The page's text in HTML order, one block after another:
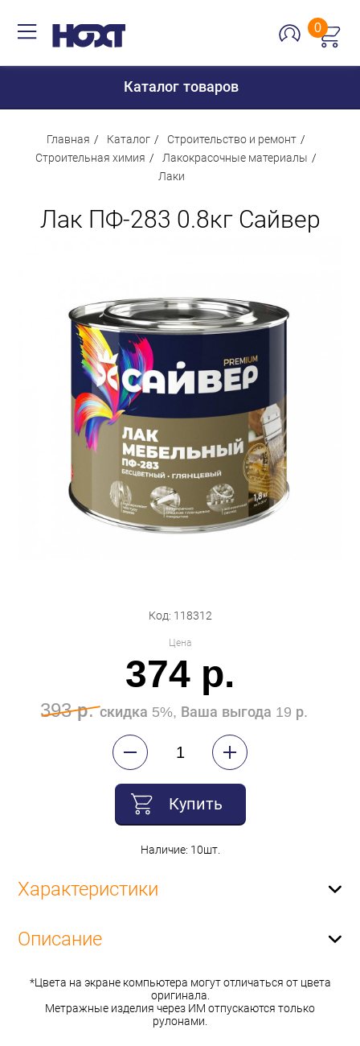
0
Каталог товаров
Для кухни
Строительство и ремонт
Бытовая техника
Обувь для дома и дачи
Главная Каталог
Строительство и ремонт
Строительная химия
Лакокрасочные материалы
Лаки
Лак ПФ-283 0.8кг Сайвер
Код: 118312
Цена
374 р.
393 р.скидка 5%, Ваша выгода 19 р.
Купить
Наличие: 10шт.
Характеристики
Описание
*Цвета на экране компьютера могут отличаться от цвета
оригинала.
Метражные изделия через ИМ отпускаются только
рулонами.